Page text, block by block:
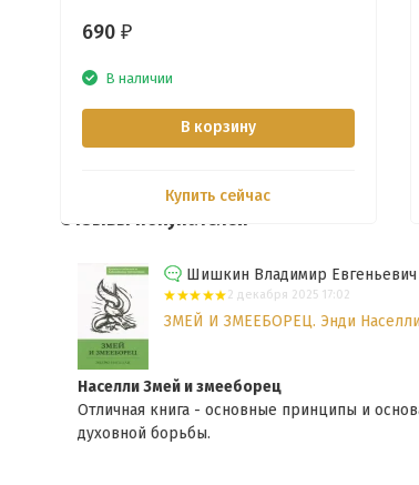
690 ₽
В наличии
В корзину
Купить сейчас
Отзывы покупателей
Шишкин Владимир Евгеньевич
2 декабря 2025 17:02
ЗМЕЙ И ЗМЕЕБОРЕЦ. Энди Населли
Населли Змей и змееборец
Отличная книга - основные принципы и
духовной борьбы.